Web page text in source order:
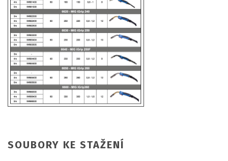
SOUBORY KE STAŽENÍ